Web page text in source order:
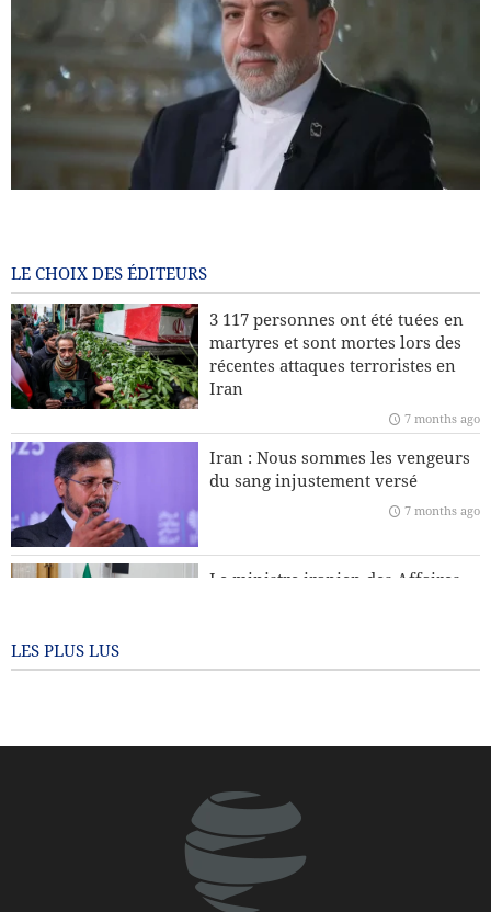
Pourquoi l’Iran insiste-t-il sur son droit à l’enrichissement
nucléaire à des fins civiles ?
Leader : La récente sédition était américaine et le président
américain en est le principal coupable
L’Europe fera-t-elle appel à l’Iran et au Yémen pour
protéger le Groenland face aux États-Unis ?
Téhéran dénonce les accusations de l’Argentine contre le
CGRI
LE CHOIX DES ÉDITEURS
3 117 personnes ont été tuées en
martyres et sont mortes lors des
récentes attaques terroristes en
Iran
7 months ago
Iran : Nous sommes les vengeurs
du sang injustement versé
7 months ago
Le ministre iranien des Affaires
LES PLUS LUS